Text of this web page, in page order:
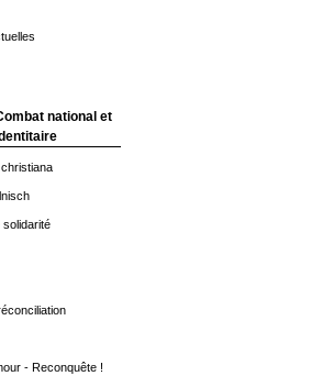
national et
solidarité
- Reconquête !